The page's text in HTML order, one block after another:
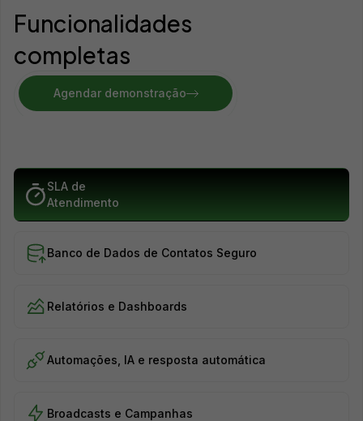
Funcionalidades
completas
Agendar demonstração
SLA de
Atendimento
Banco de Dados de Contatos Seguro
Relatórios e Dashboards
Automações, IA e resposta automática
Broadcasts e Campanhas